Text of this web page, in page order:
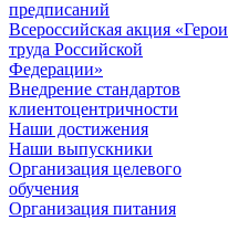
предписаний
Всероссийская акция «Герои
труда Российской
Федерации»
Внедрение стандартов
клиентоцентричности
Наши достижения
Наши выпускники
Организация целевого
обучения
Организация питания